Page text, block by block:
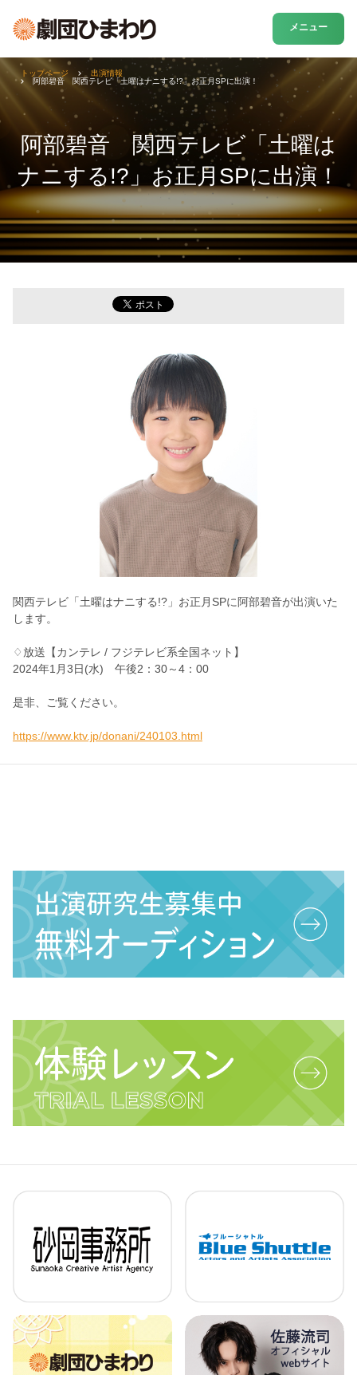
メニュー
阿部碧音 関西テレビ「土曜は
ナニする!?」お正月SPに出演！
トップページ
出演情報
阿部碧音 関西テレビ「土曜はナニする!?」お正月SPに出演！
関西テレビ「土曜はナニする!?」お正月SPに阿部碧音が出演いた
します。
♢放送【カンテレ / フジテレビ系全国ネット】
2024年1月3日(水) 午後2：30～4：00
是非、ご覧ください。
https://www.ktv.jp/donani/240103.html